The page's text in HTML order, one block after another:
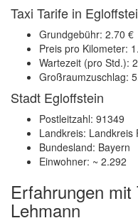
Taxi Tarife in
Grundgebühr: 2.70 €
Preis pro Kilometer:
Wartezeit (pro Std.):
Großraumzuschlag:
Stadt Egloffstein
Postleitzahl: 91349
Landkreis: Landkreis
Bundesland: Bayern
Einwohner: ~ 2.292
Erfahrungen
Lehmann